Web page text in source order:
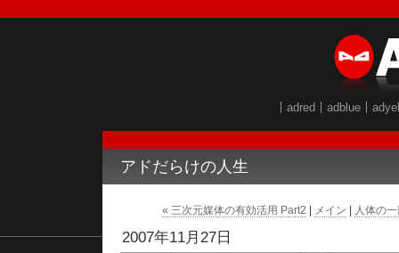
adred adblue
アドだらけの人生
« 三次元媒体の有効活用 Part2 メイン 人体の
2007年11月27日